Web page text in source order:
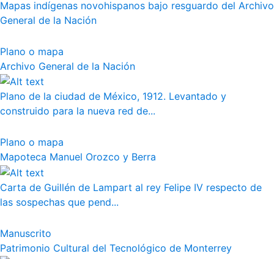
Mapas indígenas novohispanos bajo resguardo del Archivo
General de la Nación
Plano o mapa
Archivo General de la Nación
Plano de la ciudad de México, 1912. Levantado y
construido para la nueva red de...
Plano o mapa
Mapoteca Manuel Orozco y Berra
Carta de Guillén de Lampart al rey Felipe IV respecto de
las sospechas que pend...
Manuscrito
Patrimonio Cultural del Tecnológico de Monterrey